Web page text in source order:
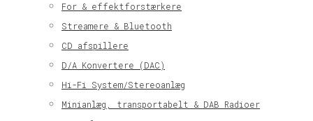
For & effektforstærkere
Streamere & Bluetooth
CD afspillere
D/A Konvertere (DAC)
Hi-Fi System/Stereoanlæg
Minianlæg, transportabelt & DAB Radioer